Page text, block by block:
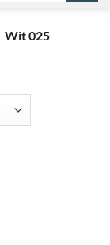
Wit 025